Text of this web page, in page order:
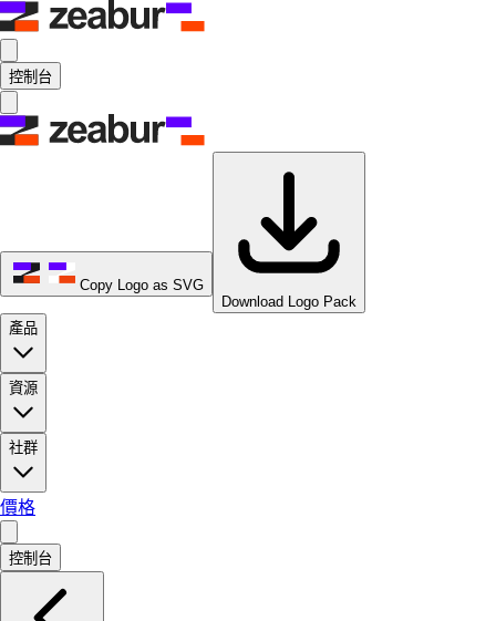
控制台
Copy Logo as SVG
Download Logo Pack
產品
資源
社群
價格
控制台